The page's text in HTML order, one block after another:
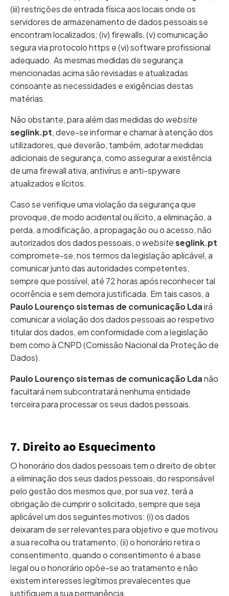
(iii) restrições de entrada física aos locais onde os
servidores de armazenamento de dados pessoais se
encontram localizados; (iv) firewalls, (v) comunicação
segura via protocolo https e (vi) software profissional
adequado. As mesmas medidas de segurança
mencionadas acima são revisadas e atualizadas
consoante as necessidades e exigências destas
matérias.
Não obstante, para além das medidas dowebsite
seglink.pt, deve-se informar e chamar à atenção dos
utilizadores, que deverão, também, adotar medidas
adicionais de segurança, como assegurar a existência
de uma firewall ativa, antivírus e anti-spyware
atualizados e lícitos.
Caso se verifique uma violação da segurança que
provoque, de modo acidental ou ilícito, a eliminação, a
perda, a modificação, a propagação ou o acesso, não
autorizados dos dados pessoais, owebsiteseglink.pt
compromete-se, nos termos da legislação aplicável, a
comunicar junto das autoridades competentes,
sempre que possível, até 72 horas após reconhecer tal
ocorrência e sem demora justificada. Em tais casos, a
Paulo Lourenço sistemas de comunicação Ldairá
comunicar a violação dos dados pessoais ao respetivo
titular dos dados, em conformidade com a legislação
bem como à CNPD (Comissão Nacional da Proteção de
Dados).
Paulo Lourenço sistemas de comunicação Ldanão
facultará nem subcontratará nenhuma entidade
terceira para processar os seus dados pessoais.
7. Direito ao Esquecimento
O honorário dos dados pessoais tem o direito de obter
a eliminação dos seus dados pessoais, do responsável
pelo gestão dos mesmos que, por sua vez, terá a
obrigação de cumprir o solicitado, sempre que seja
aplicável um dos seguintes motivos: (i) os dados
deixaram de ser relevantes para objetivo e que motivou
a sua recolha ou tratamento; (ii) o honorário retira o
consentimento, quando o consentimento é a base
legal ou o honorário opõe-se ao tratamento e não
existem interesses legítimos prevalecentes que
justifiquem a sua permanência.